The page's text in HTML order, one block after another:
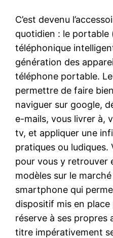
C’est devenu
quotidien : le portable
téléphonique
génération des
téléphone portable.
permettre de faire
naviguer sur google,
e-mails, vous livrer à,
tv, et appliquer une
pratiques ou ludiques.
pour vous y retrouver
modèles sur le
smartphone qui
dispositif mis en place
réserve à ses propres
titre impérativement